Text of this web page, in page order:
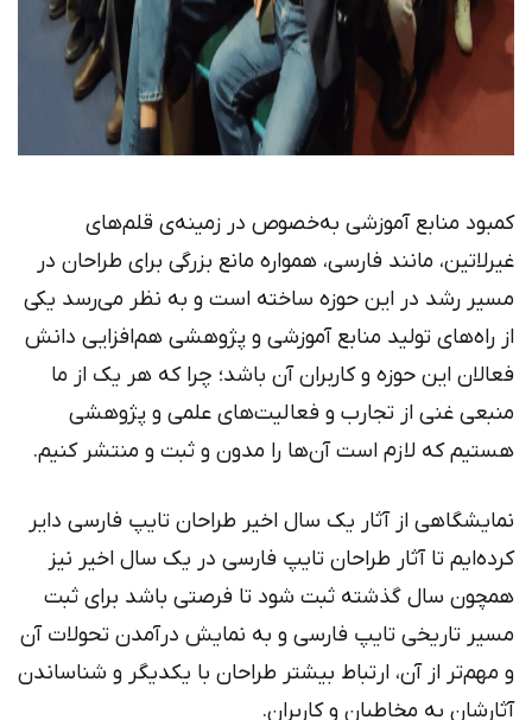
کمبود منابع آموزشی به‌خصوص در زمینه‌ی قلم‌های
غیرلاتین، مانند فارسی، همواره مانع بزرگی برای طراحان در
مسیر رشد در این حوزه ساخته است و به نظر می‌رسد یکی
از راه‌های تولید منابع آموزشی و پژوهشی هم‌افزایی دانش
فعالان این حوزه و کاربران آن باشد؛ چرا که هر یک از ما
منبعی غنی از تجارب و فعالیت‌های علمی و پژوهشی
هستیم که لازم است آن‌ها را مدون و ثبت و منتشر کنیم.
نمایشگاهی از آثار یک سال اخیر طراحان تایپ فارسی دایر
کرده‌ایم تا آثار طراحان تایپ فارسی در یک سال اخیر نیز
همچون سال گذشته ثبت شود تا فرصتی باشد برای ثبت
مسیر تاریخی تایپ فارسی و به نمایش درآمدن تحولات آن
و مهم‌تر از آن، ارتباط بیشتر طراحان با یکدیگر و شناساندن
آثارشان به مخاطبان و کاربران.